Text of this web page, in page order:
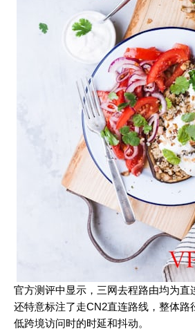
官方测评中显示，三网去程路由均为直
还特意标注了走CN2直连路线，整体路
低跨境访问时的时延和抖动。